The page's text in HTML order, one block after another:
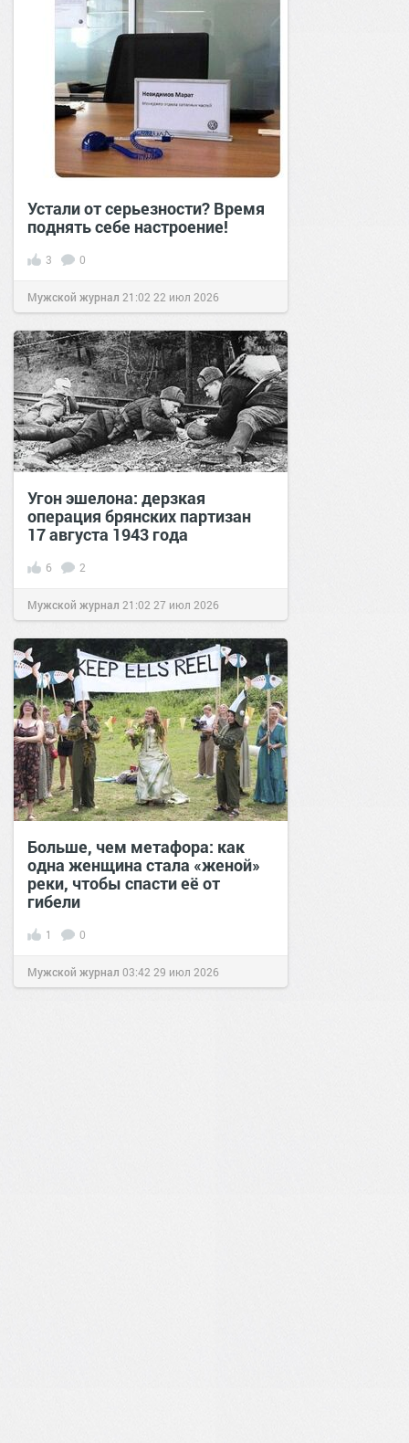
Устали от серьезности? Время
поднять себе настроение!
3 0
Мужской журнал 21:02 22 июл 2026
Угон эшелона: дерзкая
операция брянских партизан
17 августа 1943 года
6 2
Мужской журнал 21:02 27 июл 2026
Больше, чем метафора: как
одна женщина стала «женой»
реки, чтобы спасти её от
гибели
1 0
Мужской журнал 03:42 29 июл 2026